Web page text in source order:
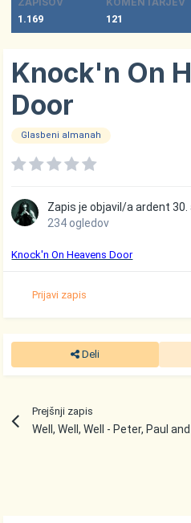
1.169
121
Knock'n On
Door
Glasbeni almanah
Zapis je objavil/aardent 30.
234 ogledov
Knock'n On Heavens Door
Prijavi zapis
Deli
Prejšnji zapis
Well, Well, Well - Peter, Paul